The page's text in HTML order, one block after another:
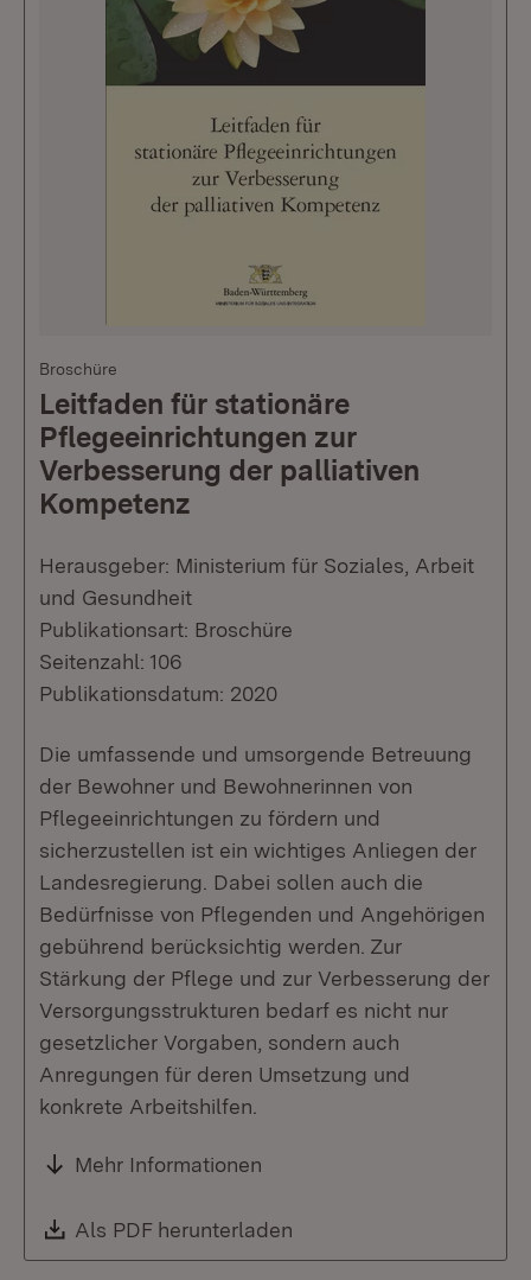
Broschüre
Leitfaden für stationäre
Pflegeeinrichtungen zur
Verbesserung der palliativen
Kompetenz
Herausgeber: Ministerium für Soziales, Arbeit
und Gesundheit
Publikationsart: Broschüre
Seitenzahl: 106
Publikationsdatum: 2020
Die umfassende und umsorgende Betreuung
der Bewohner und Bewohnerinnen von
Pflegeeinrichtungen zu fördern und
sicherzustellen ist ein wichtiges Anliegen der
Landesregierung. Dabei sollen auch die
Bedürfnisse von Pflegenden und Angehörigen
gebührend berücksichtig werden. Zur
Stärkung der Pflege und zur Verbesserung der
Versorgungsstrukturen bedarf es nicht nur
gesetzlicher Vorgaben, sondern auch
Anregungen für deren Umsetzung und
konkrete Arbeitshilfen.
Mehr Informationen
Download:
Als PDF herunterladen